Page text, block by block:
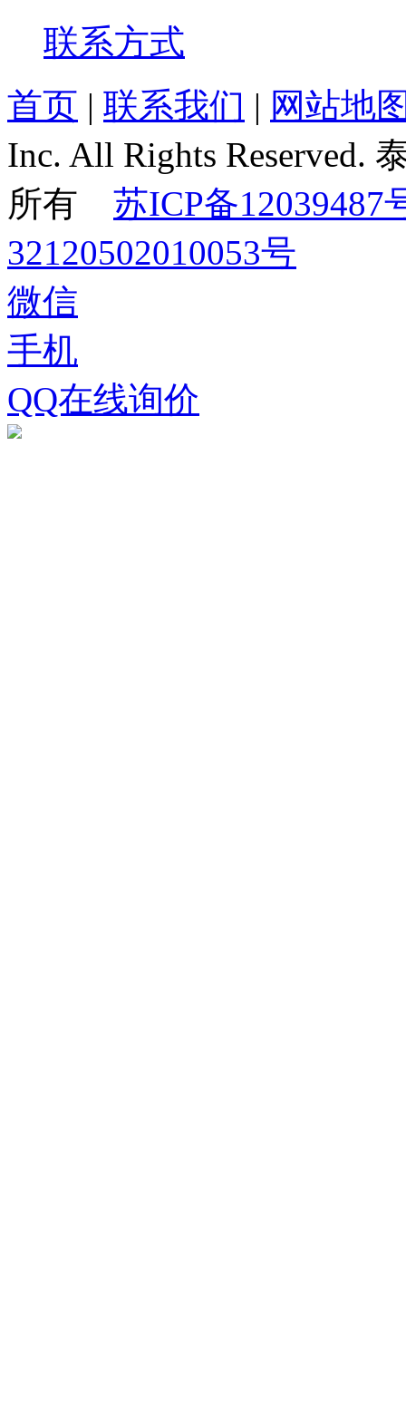
联系方式
首页 | 联系我们 | 网站地
Inc. All Rights Reserved.
所有 苏ICP备12039487
32120502010053号
微信
手机
QQ在线询价